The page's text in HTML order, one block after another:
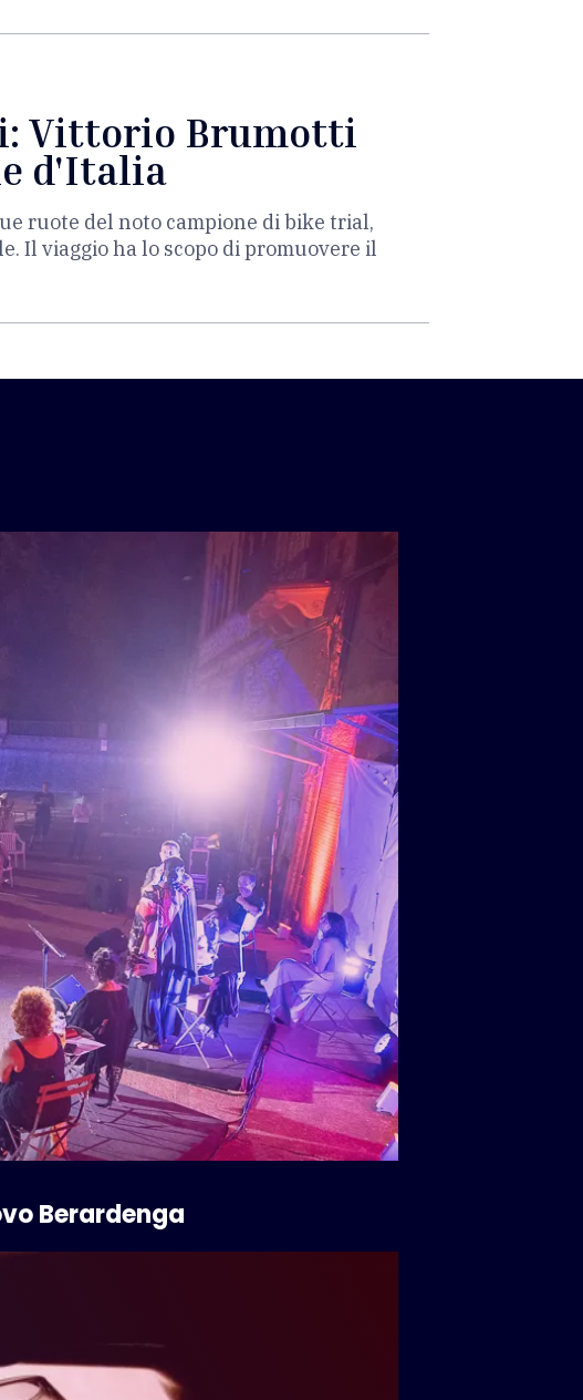
Vittorio Brumotti
d'Italia
ruote del noto campione di bike trial,
Il viaggio ha lo scopo di promuovere il
Berardenga